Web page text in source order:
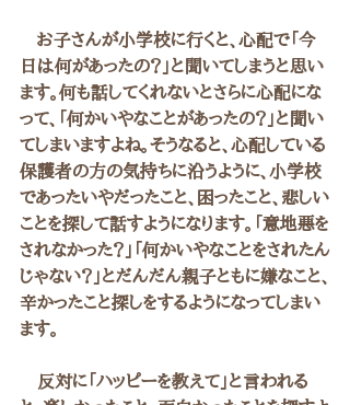
お子さんが小学校に行くと、心配で「今
日は何があったの？」と聞いてしまうと思い
ます。何も話してくれないとさらに心配にな
って、「何かいやなことがあったの？」と聞い
てしまいますよね。そうなると、心配している
保護者の方の気持ちに沿うように、小学校
であったいやだったこと、困ったこと、悲しい
ことを探して話すようになります。「意地悪を
されなかった？」「何かいやなことをされたん
じゃない？」とだんだん親子ともに嫌なこと、
辛かったこと探しをするようになってしまい
ます。
反対に「ハッピーを教えて」と言われる